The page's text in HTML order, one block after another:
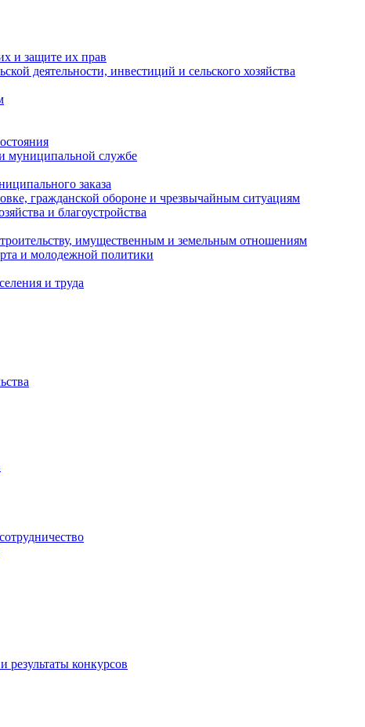
и защите их прав
деятельности, инвестиций и сельского хозяйства
муниципальной службе
заказа
гражданской обороне и чрезвычайным ситуациям
и благоустройства
имущественным и земельным отношениям
и молодежной политики
и труда
результаты конкурсов